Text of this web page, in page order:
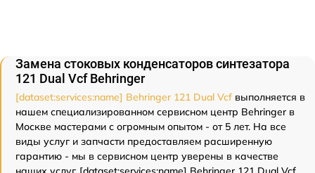
Замена стоковых конденсаторов синтезатора
121 Dual Vcf Behringer
[dataset:services:name] Behringer 121 Dual Vcf выполняется в
нашем специализированном сервисном центр Behringer в
Москве мастерами с огромным опытом - от 5 лет. На все
виды услуг и запчасти предоставляем расширенную
гарантию - мы в сервисном центр уверены в качестве